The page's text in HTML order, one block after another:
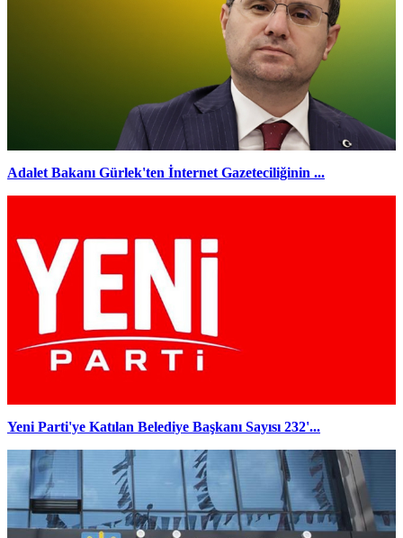
Adalet Bakanı Gürlek'ten İnternet Gazeteciliğinin ...
Yeni Parti'ye Katılan Belediye Başkanı Sayısı 232'...